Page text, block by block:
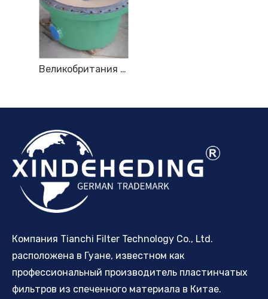
Великобритания KENNICOTT Шило-сепаратор ковшового типа
Компания Tianchi Filter Technology Co., Ltd.
расположена в Гуане, известном как
профессиональный производитель пластинчатых
фильтров из спеченного материала в Китае.